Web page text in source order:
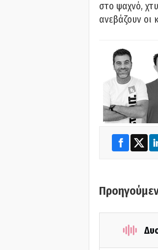
στο ψαχνό,
ανεβάζουν οι